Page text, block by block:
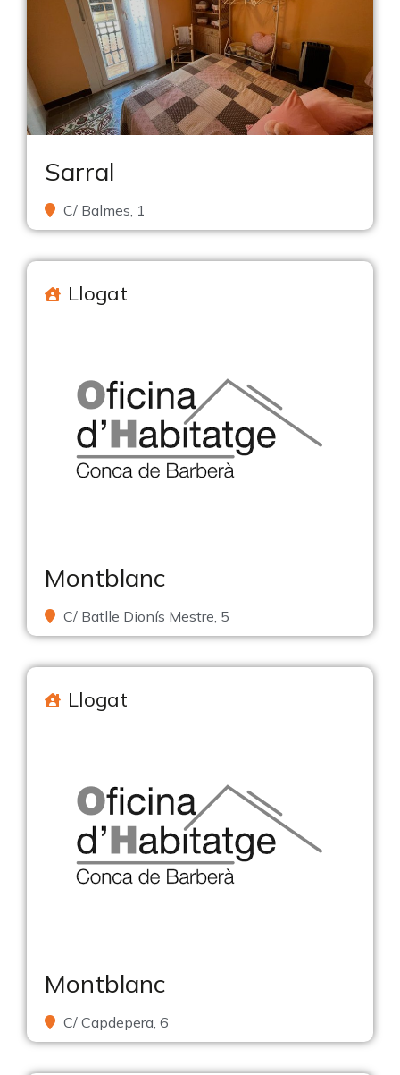
Sarral
C/ Balmes, 1
Llogat
Montblanc
C/ Batlle Dionís Mestre, 5
Llogat
Montblanc
C/ Capdepera, 6